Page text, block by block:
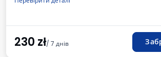
Зарядна станція для електромобілів
Дитячий куточок
Доступні напої ПДВ
230 zł/ 7 днів